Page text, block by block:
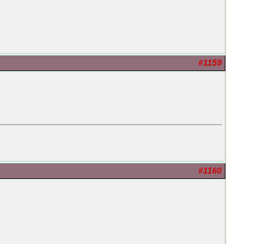
#1159
#1160